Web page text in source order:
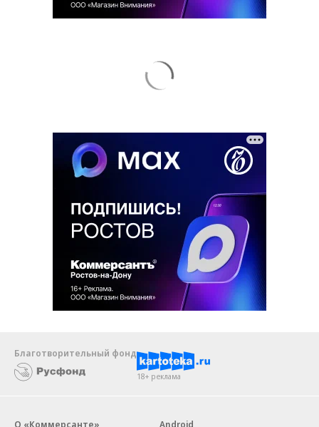
Благотворительный фонд
18+ реклама
О «Коммерсанте»
Android